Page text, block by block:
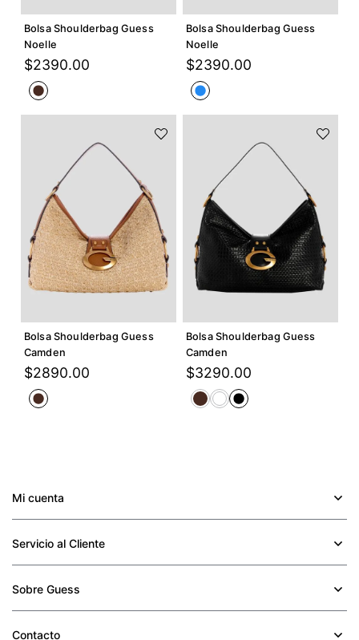
Bolsa Shoulderbag Guess
Noelle
$2390.00
Bolsa Shoulderbag Guess
Noelle
$2390.00
Bolsa Shoulderbag Guess
Camden
$2890.00
Bolsa Shoulderbag Guess
Camden
$3290.00
Mi cuenta +
Servicio al Cliente +
Sobre Guess +
Contacto +